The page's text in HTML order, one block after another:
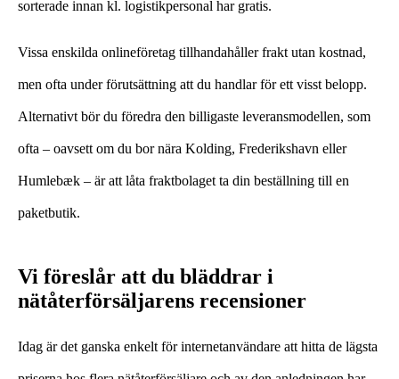
sorterade innan kl. logistikpersonal har gratis.
Vissa enskilda onlineföretag tillhandahåller frakt utan kostnad,
men ofta under förutsättning att du handlar för ett visst belopp.
Alternativt bör du föredra den billigaste leveransmodellen, som
ofta – oavsett om du bor nära Kolding, Frederikshavn eller
Humlebæk – är att låta fraktbolaget ta din beställning till en
paketbutik.
Vi föreslår att du bläddrar i
nätåterförsäljarens recensioner
Idag är det ganska enkelt för internetanvändare att hitta de lägsta